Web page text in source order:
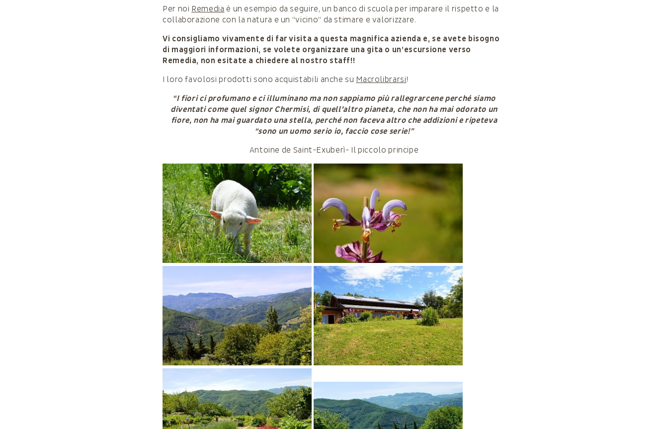
Per noi Remedia è un esempio da seguire, un banco di scuola per imparare il rispetto e la
collaborazione con la natura e un “vicino” da stimare e valorizzare.
Vi consigliamo vivamente di far visita a questa magnifica azienda e, se avete bisogno
di maggiori informazioni, se volete organizzare una gita o un’escursione verso
Remedia, non esitate a chiedere al nostro staff!!
I loro favolosi prodotti sono acquistabili anche su Macrolibrarsi!
“I fiori ci profumano e ci illuminano ma non sappiamo più rallegrarcene perché siamo
diventati come quel signor Chermisi, di quell’altro pianeta, che non ha mai odorato un
fiore, non ha mai guardato una stella, perché non faceva altro che addizioni e ripeteva
“sono un uomo serio io, faccio cose serie!”
Antoine de Saint-Exuberì- Il piccolo principe